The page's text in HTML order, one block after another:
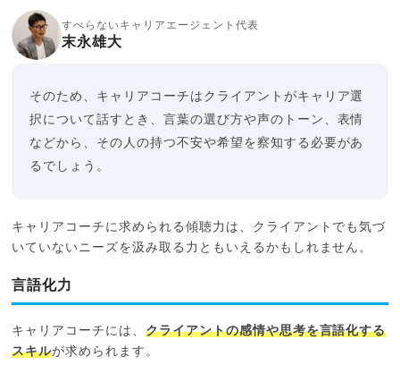
すべらないキャリアエージェント代表
末永雄大
そのため、キャリアコーチはクライアントがキャリア選
択について話すとき、言葉の選び方や声のトーン、表情
などから、その人の持つ不安や希望を察知する必要があ
るでしょう。
キャリアコーチに求められる傾聴力は、クライアントでも気づ
いていないニーズを汲み取る力ともいえるかもしれません。
言語化力
キャリアコーチには、クライアントの感情や思考を言語化する
スキルが求められます。